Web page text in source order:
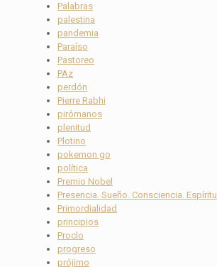
Palabras
palestina
pandemia
Paraíso
Pastoreo
PAz
perdón
Pierre Rabhi
pirómanos
plenitud
Plotino
pokemon go
política
Premio Nobel
Presencia. Sueño. Consciencia. Espíritu
Primordialidad
principios
Proclo
progreso
prójimo